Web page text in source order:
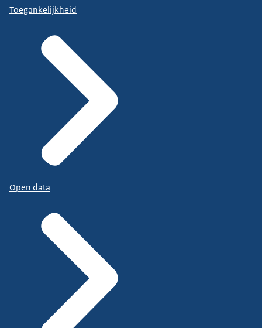
Toegankelijkheid
Open data